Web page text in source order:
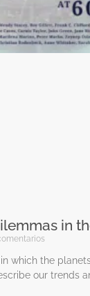
in
which the
our trends